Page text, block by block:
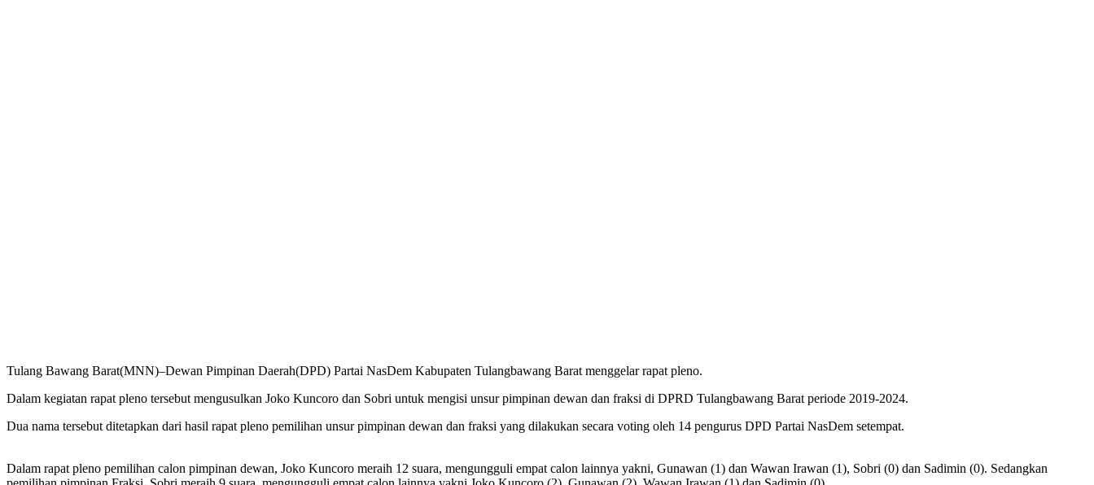
Tulang Bawang Barat(MNN)–Dewan Pimpinan Daerah(DPD) Partai NasDem Kabupaten Tulangbawang Barat menggelar rapat pleno.
Dalam kegiatan rapat pleno tersebut mengusulkan Joko Kuncoro dan Sobri untuk mengisi unsur pimpinan dewan dan fraksi di DPRD Tulangbawang Barat periode 2019-2024.
Dua nama tersebut ditetapkan dari hasil rapat pleno pemilihan unsur pimpinan dewan dan fraksi yang dilakukan secara voting oleh 14 pengurus DPD Partai NasDem setempat.
Dalam rapat pleno pemilihan calon pimpinan dewan, Joko Kuncoro meraih 12 suara, mengungguli empat calon lainnya yakni, Gunawan (1) dan Wawan Irawan (1), Sobri (0) dan Sadimin (0). Sedangkan